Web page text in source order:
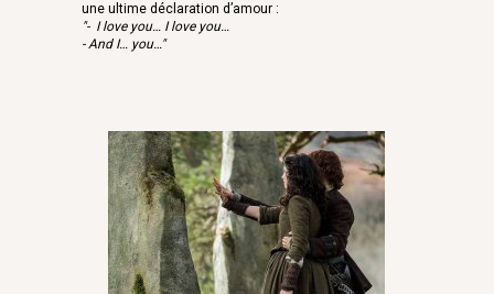
une ultime déclaration d’amour :
"- I love you… I love you…
- And I… you…"